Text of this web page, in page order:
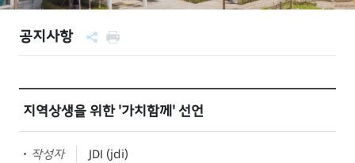
공지사항
지역상생을 위한 '가치함께' 선언
작성자
JDI (jdi)